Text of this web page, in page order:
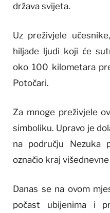
država svijeta.
Uz preživjele
hiljade ljudi koji će
oko 100 kilometara
Potočari.
Za mnoge preživjele
simboliku. Upravo je
na području Nezuka
označio kraj
Danas se na ovom
počast ubijenima i